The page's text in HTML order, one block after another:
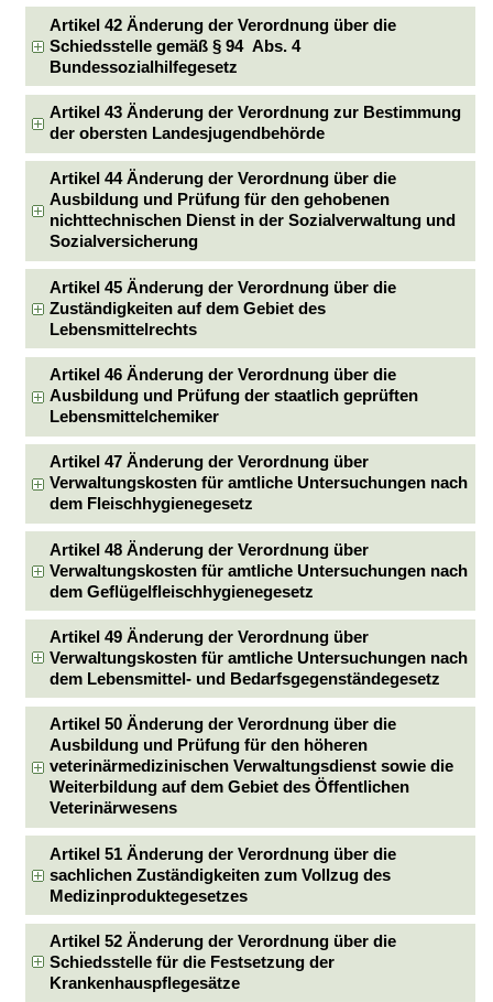
Artikel 42 Änderung der Verordnung über die
Schiedsstelle gemäß § 94 Abs. 4
Bundessozialhilfegesetz
Artikel 43 Änderung der Verordnung zur Bestimmung
der obersten Landesjugendbehörde
Artikel 44 Änderung der Verordnung über die
Ausbildung und Prüfung für den gehobenen
nichttechnischen Dienst in der Sozialverwaltung und
Sozialversicherung
Artikel 45 Änderung der Verordnung über die
Zuständigkeiten auf dem Gebiet des
Lebensmittelrechts
Artikel 46 Änderung der Verordnung über die
Ausbildung und Prüfung der staatlich geprüften
Lebensmittelchemiker
Artikel 47 Änderung der Verordnung über
Verwaltungskosten für amtliche Untersuchungen nach
dem Fleischhygienegesetz
Artikel 48 Änderung der Verordnung über
Verwaltungskosten für amtliche Untersuchungen nach
dem Geflügelfleischhygienegesetz
Artikel 49 Änderung der Verordnung über
Verwaltungskosten für amtliche Untersuchungen nach
dem Lebensmittel- und Bedarfsgegenständegesetz
Artikel 50 Änderung der Verordnung über die
Ausbildung und Prüfung für den höheren
veterinärmedizinischen Verwaltungsdienst sowie die
Weiterbildung auf dem Gebiet des Öffentlichen
Veterinärwesens
Artikel 51 Änderung der Verordnung über die
sachlichen Zuständigkeiten zum Vollzug des
Medizinproduktegesetzes
Artikel 52 Änderung der Verordnung über die
Schiedsstelle für die Festsetzung der
Krankenhauspflegesätze